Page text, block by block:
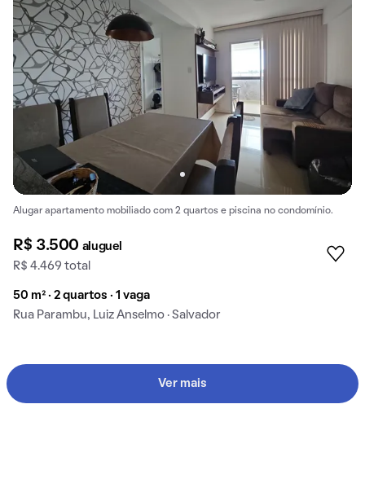
Alugar apartamento mobiliado com 2 quartos e piscina no condomínio.
R$ 3.500 aluguel
R$ 4.469 total
50 m² · 2 quartos · 1 vaga
Rua Parambu, Luiz Anselmo · Salvador
Ver mais